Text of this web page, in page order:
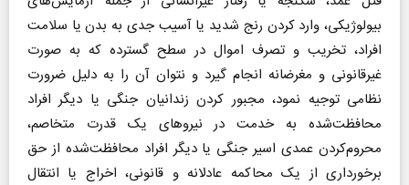
بیولوژیکی، وارد کردن رنج شدید یا آسیب جدی به بدن یا سلامت
افراد، تخریب و تصرف اموال در سطح گسترده که به صورت
غیرقانونی و مغرضانه انجام گیرد و نتوان آن را به دلیل ضرورت
نظامی توجیه نمود، مجبور کردن زندانیان جنگی یا دیگر افراد
محافظت‏‌شده به خدمت در نیروهای یک قدرت متخاصم،
محروم‌کردن عمدی اسیر جنگی یا دیگر افراد محافظت‌‏شده از حق
برخورداری از یک محاکمه عادلانه و قانونی، اخراج یا انتقال